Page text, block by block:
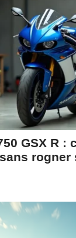
GSX R :
rogner